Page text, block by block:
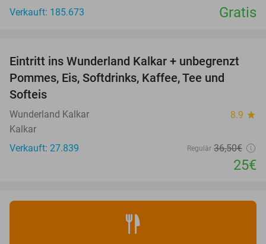
Verkauft: 185.673
Gratis
32%
Eintritt ins Wunderland Kalkar + unbegrenzt
Pommes, Eis, Softdrinks, Kaffee, Tee und
Softeis
Wunderland Kalkar 8.9 star
Kalkar
Verkauft: 27.839
Regulär 36,50€
25€